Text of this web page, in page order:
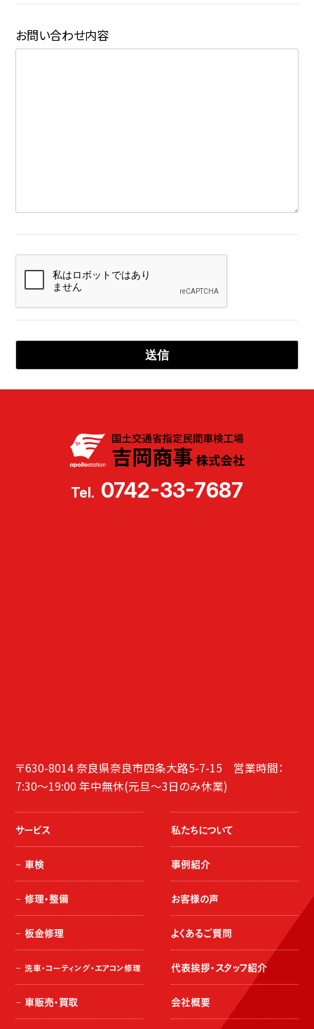
お問い合わせ内容
Tel. 0742-33-7687
〒630-8014 奈良県奈良市四条大路5-7-15 営業時間：
7:30～19:00 年中無休(元旦～3日のみ休業)
サービス
車検
修理・整備
板金修理
洗車・コーティング・エアコン修理
車販売・買取
私たちについて
事例紹介
お客様の声
よくあるご質問
代表挨拶・スタッフ紹介
会社概要